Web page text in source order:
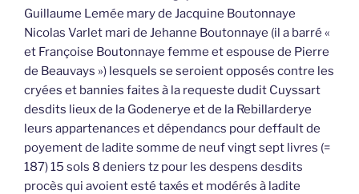
Guillaume Lemée mary de Jacquine Boutonnaye
Nicolas Varlet mari de Jehanne Boutonnaye (il a barré «
et Françoise Boutonnaye femme et espouse de Pierre
de Beauvays ») lesquels se seroient opposés contre les
cryées et bannies faites à la requeste dudit Cuyssart
desdits lieux de la Godenerye et de la Rebillarderye
leurs appartenances et dépendancs pour deffault de
poyement de ladite somme de neuf vingt sept livres (=
187) 15 sols 8 deniers tz pour les despens desdits
procès qui avoient esté taxés et modérés à ladite